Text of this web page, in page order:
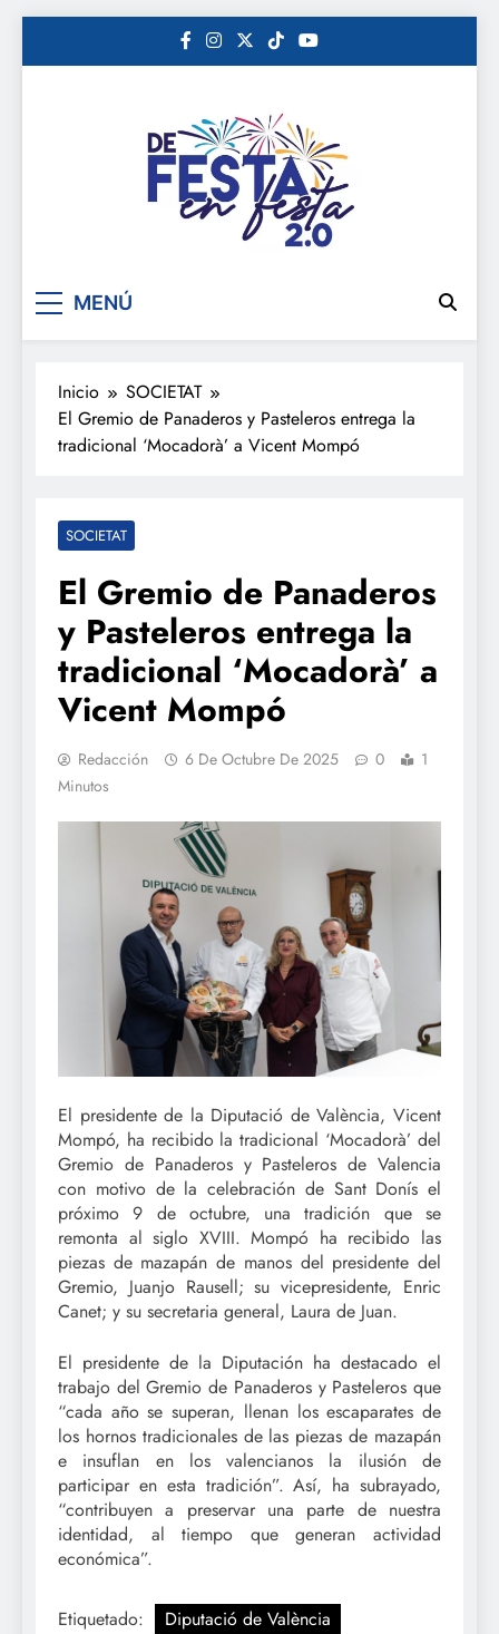
De festa en festa 2.0
MENÚ
Inicio
SOCIETAT
El Gremio de Panaderos y Pasteleros entrega la
tradicional ‘Mocadorà’ a Vicent Mompó
SOCIETAT
El Gremio de Panaderos
y Pasteleros entrega la
tradicional ‘Mocadorà’ a
Vicent Mompó
Redacción 6 De Octubre De 2025 0
1
Minutos
El presidente de la Diputació de València, Vicent
Mompó, ha recibido la tradicional ‘Mocadorà’ del
Gremio de Panaderos y Pasteleros de Valencia
con motivo de la celebración de Sant Donís el
próximo 9 de octubre, una tradición que se
remonta al siglo XVIII. Mompó ha recibido las
piezas de mazapán de manos del presidente del
Gremio, Juanjo Rausell; su vicepresidente, Enric
Canet; y su secretaria general, Laura de Juan.
El presidente de la Diputación ha destacado el
trabajo del Gremio de Panaderos y Pasteleros que
“cada año se superan, llenan los escaparates de
los hornos tradicionales de las piezas de mazapán
e insuflan en los valencianos la ilusión de
participar en esta tradición”. Así, ha subrayado,
“contribuyen a preservar una parte de nuestra
identidad, al tiempo que generan actividad
económica”.
Etiquetado:
Diputació de València